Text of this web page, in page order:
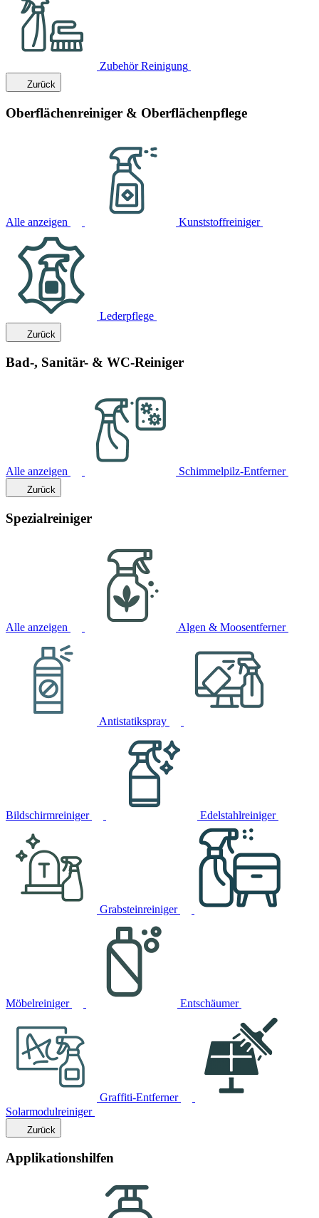
Zubehör Reinigung
Zurück
Oberflächenreiniger & Oberflächenpflege
Alle anzeigen Kunststoffreiniger
Lederpflege
Zurück
Bad-, Sanitär- & WC-Reiniger
Alle anzeigen Schimmelpilz-Entferner
Zurück
Spezialreiniger
Alle anzeigen Algen & Moosentferner
Antistatikspray
Bildschirmreiniger Edelstahlreiniger
Grabsteinreiniger
Möbelreiniger Entschäumer
Graffiti-Entferner
Solarmodulreiniger
Zurück
Applikationshilfen